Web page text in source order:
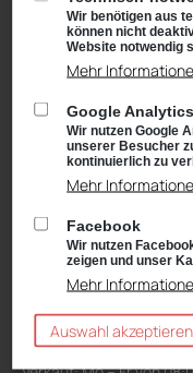
Waschanlage: Mo – Fr
und Sa von 09:00 –
CUPRA & SEAT
Cyrusstraße 22
99867 Gotha
Anfahrt:Route planen
Tel.: +49 (0) 3621 45040
Öffnungszeiten
Service: Mo – Fr von
Teiledienst: Mo – Fr von
und Sa von 09:00 – 13:00
Wir benötigen aus
können nicht
Website notwendig
Mehr
Google Analytics
Wir nutzen Google
unserer Besucher
kontinuierlich zu
Mehr
Facebook
Wir nutzen
zeigen und unser
Mehr
Auswahl akzeptieren